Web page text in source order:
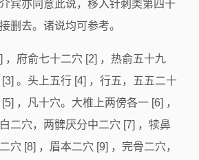
宾亦同意此说，移入针刺类第四十
删去。诸说均可参考。
，府俞七十二穴 [2] ，热俞五十九
。头上五行 [4] ，行五，五五二十
，凡十穴。大椎上两傍各一 [6] ，
二穴，两髀厌分中二穴 [7] ，犊鼻
穴 [8] ，眉本二穴 [9] ，完骨二穴，